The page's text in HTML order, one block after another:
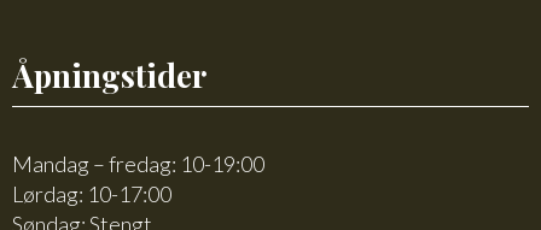
Åpningstider
Mandag – fredag: 10-19:00
Lørdag: 10-17:00
Søndag: Stengt